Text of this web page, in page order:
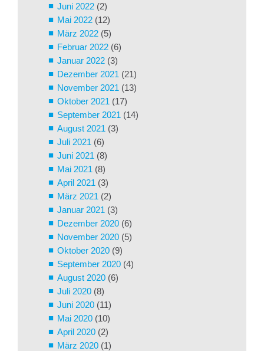
Juni 2022 (2)
Mai 2022 (12)
März 2022 (5)
Februar 2022 (6)
Januar 2022 (3)
Dezember 2021 (21)
November 2021 (13)
Oktober 2021 (17)
September 2021 (14)
August 2021 (3)
Juli 2021 (6)
Juni 2021 (8)
Mai 2021 (8)
April 2021 (3)
März 2021 (2)
Januar 2021 (3)
Dezember 2020 (6)
November 2020 (5)
Oktober 2020 (9)
September 2020 (4)
August 2020 (6)
Juli 2020 (8)
Juni 2020 (11)
Mai 2020 (10)
April 2020 (2)
März 2020 (1)